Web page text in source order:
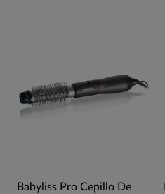
Babyliss Pro Cepillo De